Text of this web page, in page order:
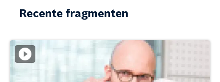
Recente fragmenten